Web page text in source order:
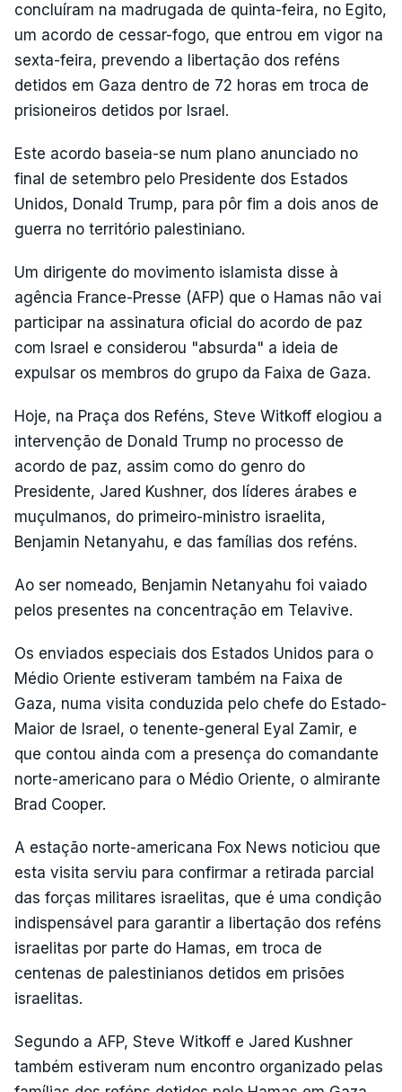
concluíram na madrugada de quinta-feira, no Egito,
um acordo de cessar-fogo, que entrou em vigor na
sexta-feira, prevendo a libertação dos reféns
detidos em Gaza dentro de 72 horas em troca de
prisioneiros detidos por Israel.
Este acordo baseia-se num plano anunciado no
final de setembro pelo Presidente dos Estados
Unidos, Donald Trump, para pôr fim a dois anos de
guerra no território palestiniano.
Um dirigente do movimento islamista disse à
agência France-Presse (AFP) que o Hamas não vai
participar na assinatura oficial do acordo de paz
com Israel e considerou "absurda" a ideia de
expulsar os membros do grupo da Faixa de Gaza.
Hoje, na Praça dos Reféns, Steve Witkoff elogiou a
intervenção de Donald Trump no processo de
acordo de paz, assim como do genro do
Presidente, Jared Kushner, dos líderes árabes e
muçulmanos, do primeiro-ministro israelita,
Benjamin Netanyahu, e das famílias dos reféns.
Ao ser nomeado, Benjamin Netanyahu foi vaiado
pelos presentes na concentração em Telavive.
Os enviados especiais dos Estados Unidos para o
Médio Oriente estiveram também na Faixa de
Gaza, numa visita conduzida pelo chefe do Estado-
Maior de Israel, o tenente-general Eyal Zamir, e
que contou ainda com a presença do comandante
norte-americano para o Médio Oriente, o almirante
Brad Cooper.
A estação norte-americana Fox News noticiou que
esta visita serviu para confirmar a retirada parcial
das forças militares israelitas, que é uma condição
indispensável para garantir a libertação dos reféns
israelitas por parte do Hamas, em troca de
centenas de palestinianos detidos em prisões
israelitas.
Segundo a AFP, Steve Witkoff e Jared Kushner
também estiveram num encontro organizado pelas